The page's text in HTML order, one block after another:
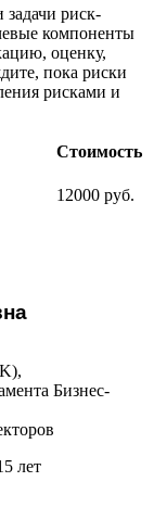
риск-
компоненты
оценку,
пока риски
рисками и
Стоимость
12000 руб.
Бизнес-
лет